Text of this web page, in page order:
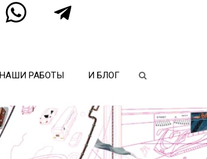
НАШИ РАБОТЫ И БЛОГ